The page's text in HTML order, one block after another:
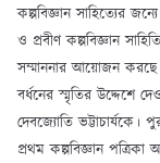
কল্পবিজ্ঞান সাহিত্যের
ও প্রবীণ কল্পবিজ্ঞান
সম্মাননার আয়োজন
বর্ধনের স্মৃতির উদ্দেশে
দেবজ্যোতি ভট্টাচার্যকে।
প্রথম কল্পবিজ্ঞান পত্রিকা